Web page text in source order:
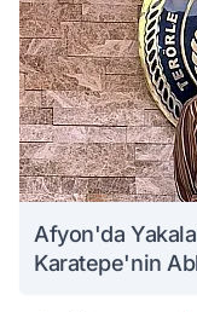
Afyon'da
Karatepe'nin